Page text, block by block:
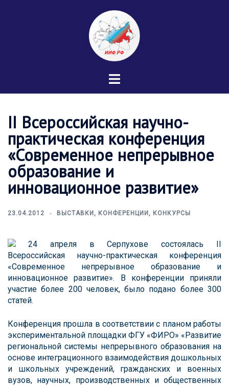
Переключатель
II Всероссийская научно-
практическая конференция
«Современное непрерывное
образование и
инновационное развитие»
23.04.2012 ВЫСТАВКИ, КОНФЕРЕНЦИИ, КОНКУРСЫ
24 апреля в Серпухове состоялась II
Всероссийская научно-практическая конференция
«Современное непрерывное образование и
инновационное развитие». В конференции приняли
участие более 200 человек, было подано более 300
статей.
Конференция прошла в соответствии с планом работы
экспериментальной площадки ФГУ «ФИРО» «Развитие
региональной системы непрерывного образования на
основе интеграционного взаимодействия дошкольных
и школьных учреждений, гражданских и военных
вузов, научных, производственных и общественных